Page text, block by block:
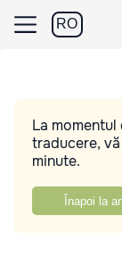
RO
La
traducere,
minute.
Înapoi la